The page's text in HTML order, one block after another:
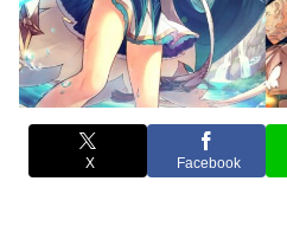
X Facebook